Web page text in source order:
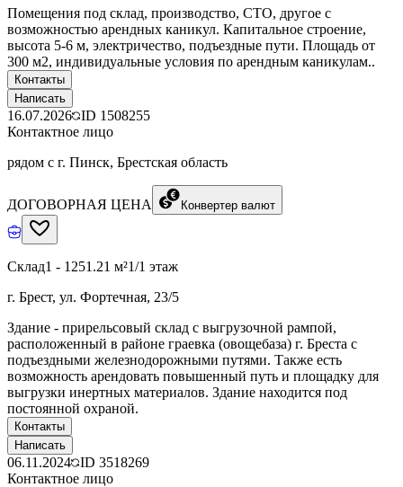
Помещения под склад, производство, СТО, другое с
возможностью арендных каникул. Капитальное строение,
высота 5-6 м, электричество, подъездные пути. Площадь от
300 м2, индивидуальные условия по арендным каникулам..
Контакты
Написать
16.07.2026 ID 1508255
Контактное лицо
рядом с г. Пинск, Брестская область
ДОГОВОРНАЯ ЦЕНА Конвертер валют
Склад1 - 1251.21 м²1/1 этаж
г. Брест, ул. Фортечная, 23/5
Здание - прирельсовый склад с выгрузочной рампой,
расположенный в районе граевка (овощебаза) г. Бреста с
подъездными железнодорожными путями. Также есть
возможность арендовать повышенный путь и площадку для
выгрузки инертных материалов. Здание находится под
постоянной охраной.
Контакты
Написать
06.11.2024 ID 3518269
Контактное лицо